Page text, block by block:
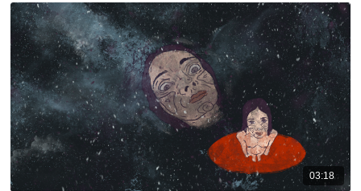
03:18